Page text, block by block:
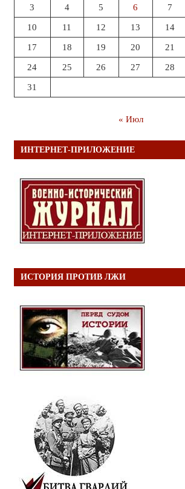
3 4 5 6 7
10 11 12 13 14
17 18 19 20 21
24 25 26 27 28
31
« Июл
ИНТЕРНЕТ-ПРИЛОЖЕНИЕ
ИСТОРИЯ ПРОТИВ ЛЖИ